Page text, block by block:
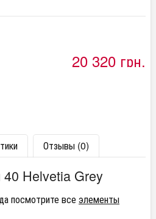
20 320 грн.
Отзывы (0)
40 Helvetia Grey
посмотрите всеэлементы